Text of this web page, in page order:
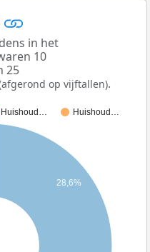
in het
10
25
op vijftallen).
Huishoud… Huishoud…
28,6%